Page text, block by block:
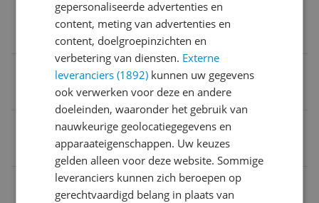
4260752330787
MPN (Manufacturer Part Number)
509180
Product gewicht
gepersonaliseerde advertenties en
content, meting van advertenties en
content, doelgroepinzichten en
verbetering van diensten. Externe
leveranciers (1892) kunnen uw gegevens
ook verwerken voor deze en andere
doeleinden, waaronder het gebruik van
nauwkeurige geolocatiegegevens en
apparaateigenschappen. Uw keuzes
gelden alleen voor deze website. Sommige
leveranciers kunnen zich beroepen op
gerechtvaardigd belang in plaats van